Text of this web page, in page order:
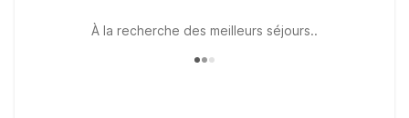
À la recherche des meilleurs séjours..